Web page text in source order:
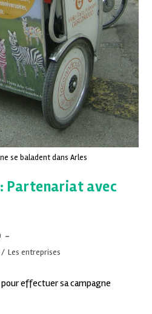
se baladent dans Arles
Partenariat avec
/ Les entreprises
pour effectuer sa campagne